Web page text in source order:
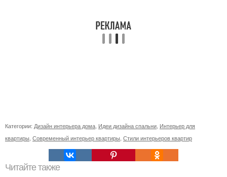
Категории: Дизайн интерьера дома, Идеи дизайна спальни, Интерьер для
квартиры, Современный интерьер квартиры, Стили интерьеров квартир
Читайте также